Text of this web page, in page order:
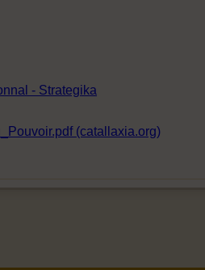
- Strategika
(catallaxia.org)